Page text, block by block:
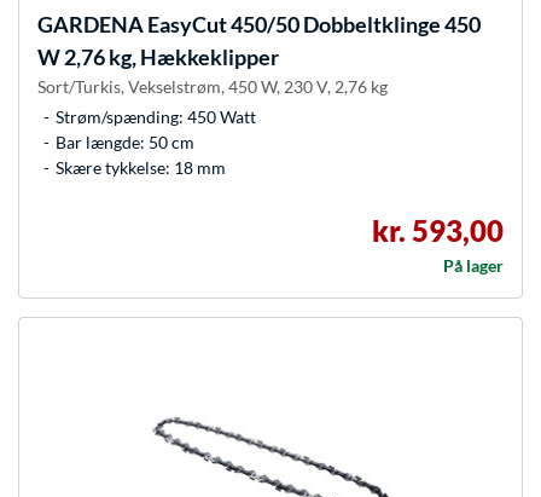
GARDENAEasyCut 450/50 Dobbeltklinge 450
W 2,76 kg, Hækkeklipper
Sort/Turkis, Vekselstrøm, 450 W, 230 V, 2,76 kg
Strøm/spænding: 450 Watt
Bar længde: 50 cm
Skære tykkelse: 18 mm
kr. 593,00
På lager